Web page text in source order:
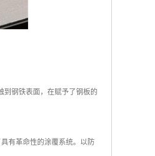
到钢铁表面，在赋予了钢板的
有革命性的涂覆系统。以防